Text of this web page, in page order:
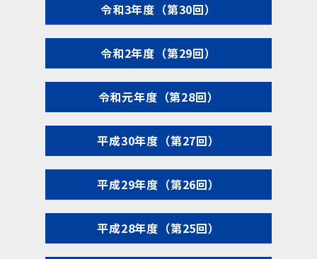
令和3年度（第30回）
令和2年度（第29回）
令和元年度（第28回）
平成30年度（第27回）
平成29年度（第26回）
平成28年度（第25回）